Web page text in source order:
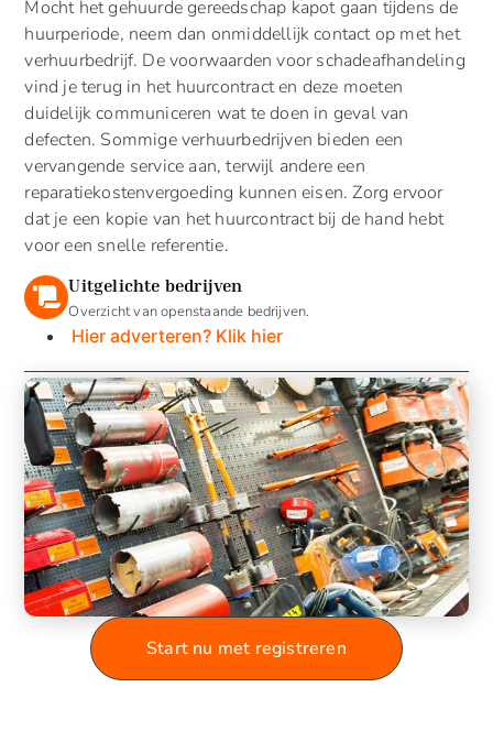
Mocht het gehuurde gereedschap kapot gaan tijdens de
huurperiode, neem dan onmiddellijk contact op met het
verhuurbedrijf. De voorwaarden voor schadeafhandeling
vind je terug in het huurcontract en deze moeten
duidelijk communiceren wat te doen in geval van
defecten. Sommige verhuurbedrijven bieden een
vervangende service aan, terwijl andere een
reparatiekostenvergoeding kunnen eisen. Zorg ervoor
dat je een kopie van het huurcontract bij de hand hebt
voor een snelle referentie.
Uitgelichte bedrijven
Overzicht van openstaande bedrijven.
Hier adverteren? Klik hier
Start nu met registreren